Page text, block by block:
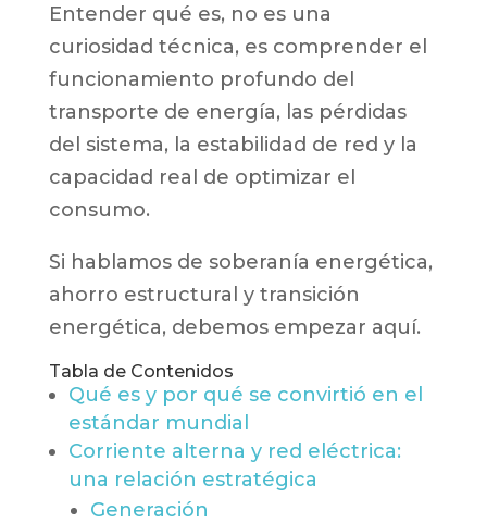
Entender qué es, no es una
curiosidad técnica, es comprender el
funcionamiento profundo del
transporte de energía, las pérdidas
del sistema, la estabilidad de red y la
capacidad real de optimizar el
consumo.
Si hablamos de soberanía energética,
ahorro estructural y transición
energética, debemos empezar aquí.
Tabla de Contenidos
Qué es y por qué se convirtió en el
estándar mundial
Corriente alterna y red eléctrica:
una relación estratégica
Generación